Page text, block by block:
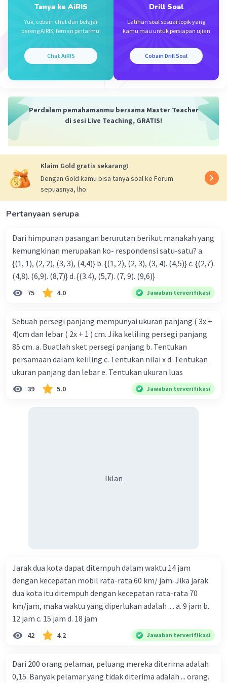
Beri Rating·5.0
Tanya ke AiRIS
Yuk, cobain chat dan belajar
bareng AiRIS, teman pintarmu!
Chat AiRIS
Drill Soal
Latihan soal sesuai topik yang
kamu mau untuk persiapan ujian
Cobain Drill Soal
Perdalam pemahamanmu bersama Master Teacher
di sesi Live Teaching, GRATIS!
Klaim Gold gratis sekarang!
Dengan Gold kamu bisa tanya soal ke Forum
sepuasnya, lho.
Pertanyaan serupa
Dari himpunan pasangan berurutan berikut.manakah yang
kemungkinan merupakan ko- respondensi satu-satu? a.
{(1, 1), (2, 2), (3, 3), (4,4)} b. {(1, 2), (2, 3), (3, 4). (4,5)} c. {(2,7).
(4,8). (6,9). (8,7)} d. {(3.4), (5,7). (7, 9). (9,6)}
75 4.0 Jawaban terverifikasi
Sebuah persegi panjang mempunyai ukuran panjang ( 3x +
4)cm dan lebar ( 2x + 1 ) cm. Jika keliling persegi panjang
85 cm. a. Buatlah sket persegi panjang b. Tentukan
persamaan dalam keliling c. Tentukan nilai x d. Tentukan
ukuran panjang dan lebar e. Tentukan ukuran luas
39 5.0 Jawaban terverifikasi
Iklan
Jarak dua kota dapat ditempuh dalam waktu 14 jam
dengan kecepatan mobil rata-rata 60 km/ jam. Jika jarak
dua kota itu ditempuh dengan kecepatan rata-rata 70
km/jam, maka waktu yang diperlukan adalah .... a. 9 jam b.
12 jam c. 15 jam d. 18 jam
42 4.2 Jawaban terverifikasi
Dari 200 orang pelamar, peluang mereka diterima adalah
0,15. Banyak pelamar yang tidak diterima adalah ... orang.